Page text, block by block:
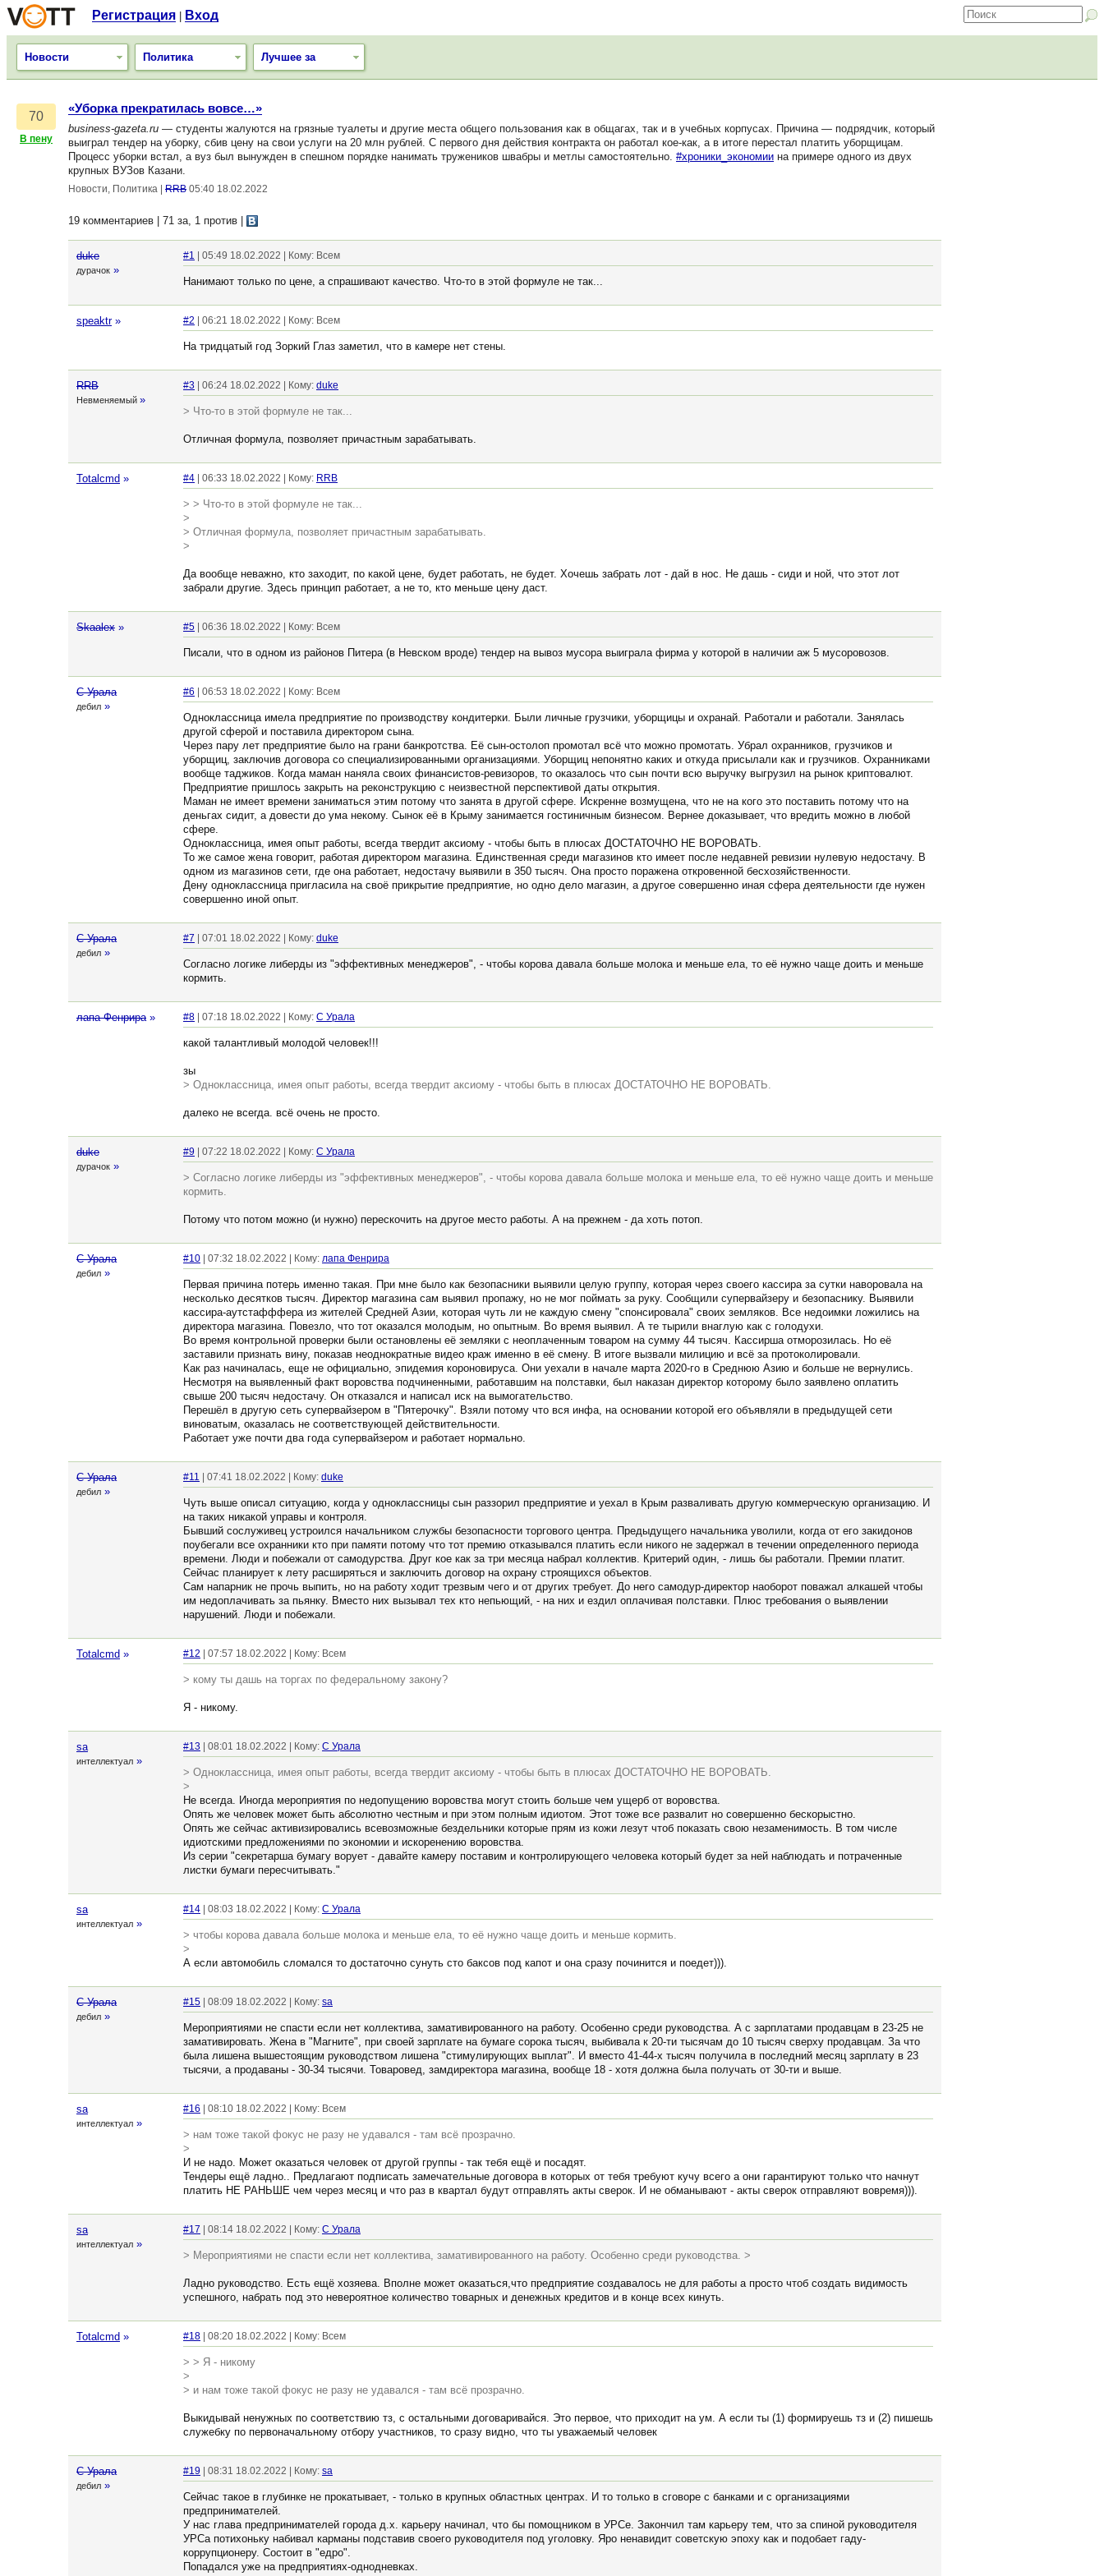
Регистрация Вход
Новости Политика Лучшее за
70
В пену
«Уборка прекратилась вовсе…»
business-gazeta.ru — студенты жалуются на грязные туалеты и другие места общего пользования как в общагах, так и в учебных корпусах. Причина — подрядчик, который
выиграл тендер на уборку, сбив цену на свои услуги на 20 млн рублей. С первого дня действия контракта он работал кое-как, а в итоге перестал платить уборщицам.
Процесс уборки встал, а вуз был вынужден в спешном порядке нанимать тружеников швабры и метлы самостоятельно. #хроники_экономии на примере одного из двух
крупных ВУЗов Казани.
Новости, Политика RRB 05:40 18.02.2022
19 комментариев | 71 за, 1 против
duke
дурачок »
#1 | 05:49 18.02.2022 | Кому: Всем
Нанимают только по цене, а спрашивают качество. Что-то в этой формуле не так...
speaktr » #2 | 06:21 18.02.2022 | Кому: Всем
На тридцатый год Зоркий Глаз заметил, что в камере нет стены.
RRB
Невменяемый »
#3 | 06:24 18.02.2022 | Кому: duke
> Что-то в этой формуле не так...
Отличная формула, позволяет причастным зарабатывать.
Totalcmd » #4 | 06:33 18.02.2022 | Кому: RRB
> > Что-то в этой формуле не так...
>
> Отличная формула, позволяет причастным зарабатывать.
>
Да вообще неважно, кто заходит, по какой цене, будет работать, не будет. Хочешь забрать лот - дай в нос. Не дашь - сиди и ной, что этот лот
забрали другие. Здесь принцип работает, а не то, кто меньше цену даст.
Skaalex » #5 | 06:36 18.02.2022 | Кому: Всем
Писали, что в одном из районов Питера (в Невском вроде) тендер на вывоз мусора выиграла фирма у которой в наличии аж 5 мусоровозов.
С Урала
дебил »
#6 | 06:53 18.02.2022 | Кому: Всем
Одноклассница имела предприятие по производству кондитерки. Были личные грузчики, уборщицы и охранай. Работали и работали. Занялась
другой сферой и поставила директором сына.
Через пару лет предприятие было на грани банкротства. Её сын-остолоп промотал всё что можно промотать. Убрал охранников, грузчиков и
уборщиц, заключив договора со специализированными организациями. Уборщиц непонятно каких и откуда присылали как и грузчиков. Охранниками
вообще таджиков. Когда маман наняла своих финансистов-ревизоров, то оказалось что сын почти всю выручку выгрузил на рынок криптовалют.
Предприятие пришлось закрыть на реконструкцию с неизвестной перспективой даты открытия.
Маман не имеет времени заниматься этим потому что занята в другой сфере. Искренне возмущена, что не на кого это поставить потому что на
деньгах сидит, а довести до ума некому. Сынок её в Крыму занимается гостиничным бизнесом. Вернее доказывает, что вредить можно в любой
сфере.
Одноклассница, имея опыт работы, всегда твердит аксиому - чтобы быть в плюсах ДОСТАТОЧНО НЕ ВОРОВАТЬ.
То же самое жена говорит, работая директором магазина. Единственная среди магазинов кто имеет после недавней ревизии нулевую недостачу. В
одном из магазинов сети, где она работает, недостачу выявили в 350 тысяч. Она просто поражена откровенной бесхозяйственности.
Дену одноклассница пригласила на своё прикрытие предприятие, но одно дело магазин, а другое совершенно иная сфера деятельности где нужен
совершенно иной опыт.
С Урала
дебил »
#7 | 07:01 18.02.2022 | Кому: duke
Согласно логике либерды из "эффективных менеджеров", - чтобы корова давала больше молока и меньше ела, то её нужно чаще доить и меньше
кормить.
лапа Фенрира » #8 | 07:18 18.02.2022 | Кому: С Урала
какой талантливый молодой человек!!!
зы
> Одноклассница, имея опыт работы, всегда твердит аксиому - чтобы быть в плюсах ДОСТАТОЧНО НЕ ВОРОВАТЬ.
далеко не всегда. всё очень не просто.
duke
дурачок »
#9 | 07:22 18.02.2022 | Кому: С Урала
> Согласно логике либерды из "эффективных менеджеров", - чтобы корова давала больше молока и меньше ела, то её нужно чаще доить и меньше
кормить.
Потому что потом можно (и нужно) перескочить на другое место работы. А на прежнем - да хоть потоп.
С Урала
дебил »
#10 | 07:32 18.02.2022 | Кому: лапа Фенрира
Первая причина потерь именно такая. При мне было как безопасники выявили целую группу, которая через своего кассира за сутки наворовала на
несколько десятков тысяч. Директор магазина сам выявил пропажу, но не мог поймать за руку. Сообщили супервайзеру и безопаснику. Выявили
кассира-аутстафффера из жителей Средней Азии, которая чуть ли не каждую смену "спонсировала" своих земляков. Все недоимки ложились на
директора магазина. Повезло, что тот оказался молодым, но опытным. Во время выявил. А те тырили внаглую как с голодухи.
Во время контрольной проверки были остановлены её земляки с неоплаченным товаром на сумму 44 тысяч. Кассирша отморозилась. Но её
заставили признать вину, показав неоднократные видео краж именно в её смену. В итоге вызвали милицию и всё за протоколировали.
Как раз начиналась, еще не официально, эпидемия короновируса. Они уехали в начале марта 2020-го в Среднюю Азию и больше не вернулись.
Несмотря на выявленный факт воровства подчиненными, работавшим на полставки, был наказан директор которому было заявлено оплатить
свыше 200 тысяч недостачу. Он отказался и написал иск на вымогательство.
Перешёл в другую сеть супервайзером в "Пятерочку". Взяли потому что вся инфа, на основании которой его объявляли в предыдущей сети
виноватым, оказалась не соответствующей действительности.
Работает уже почти два года супервайзером и работает нормально.
С Урала
дебил »
#11 | 07:41 18.02.2022 | Кому: duke
Чуть выше описал ситуацию, когда у одноклассницы сын раззорил предприятие и уехал в Крым разваливать другую коммерческую организацию. И
на таких никакой управы и контроля.
Бывший сослуживец устроился начальником службы безопасности торгового центра. Предыдущего начальника уволили, когда от его закидонов
поубегали все охранники кто при памяти потому что тот премию отказывался платить если никого не задержал в течении определенного периода
времени. Люди и побежали от самодурства. Друг кое как за три месяца набрал коллектив. Критерий один, - лишь бы работали. Премии платит.
Сейчас планирует к лету расширяться и заключить договор на охрану строящихся объектов.
Сам напарник не прочь выпить, но на работу ходит трезвым чего и от других требует. До него самодур-директор наоборот поважал алкашей чтобы
им недоплачивать за пьянку. Вместо них вызывал тех кто непьющий, - на них и ездил оплачивая полставки. Плюс требования о выявлении
нарушений. Люди и побежали.
Totalcmd » #12 | 07:57 18.02.2022 | Кому: Всем
> кому ты дашь на торгах по федеральному закону?
Я - никому.
sa
интеллектуал »
#13 | 08:01 18.02.2022 | Кому: С Урала
> Одноклассница, имея опыт работы, всегда твердит аксиому - чтобы быть в плюсах ДОСТАТОЧНО НЕ ВОРОВАТЬ.
>
Не всегда. Иногда мероприятия по недопущению воровства могут стоить больше чем ущерб от воровства.
Опять же человек может быть абсолютно честным и при этом полным идиотом. Этот тоже все развалит но совершенно бескорыстно.
Опять же сейчас активизировались всевозможные бездельники которые прям из кожи лезут чтоб показать свою незаменимость. В том числе
идиотскими предложениями по экономии и искоренению воровства.
Из серии "секретарша бумагу ворует - давайте камеру поставим и контролирующего человека который будет за ней наблюдать и потраченные
листки бумаги пересчитывать."
sa
интеллектуал »
#14 | 08:03 18.02.2022 | Кому: С Урала
> чтобы корова давала больше молока и меньше ела, то её нужно чаще доить и меньше кормить.
>
А если автомобиль сломался то достаточно сунуть сто баксов под капот и она сразу починится и поедет))).
С Урала
дебил »
#15 | 08:09 18.02.2022 | Кому: sa
Мероприятиями не спасти если нет коллектива, замативированного на работу. Особенно среди руководства. А с зарплатами продавцам в 23-25 не
замативировать. Жена в "Магните", при своей зарплате на бумаге сорока тысяч, выбивала к 20-ти тысячам до 10 тысяч сверху продавцам. За что
была лишена вышестоящим руководством лишена "стимулирующих выплат". И вместо 41-44-х тысяч получила в последний месяц зарплату в 23
тысячи, а продаваны - 30-34 тысячи. Товаровед, замдиректора магазина, вообще 18 - хотя должна была получать от 30-ти и выше.
sa
интеллектуал »
#16 | 08:10 18.02.2022 | Кому: Всем
> нам тоже такой фокус не разу не удавался - там всё прозрачно.
>
И не надо. Может оказаться человек от другой группы - так тебя ещё и посадят.
Тендеры ещё ладно.. Предлагают подписать замечательные договора в которых от тебя требуют кучу всего а они гарантируют только что начнут
платить НЕ РАНЬШЕ чем через месяц и что раз в квартал будут отправлять акты сверок. И не обманывают - акты сверок отправляют вовремя))).
sa
интеллектуал »
#17 | 08:14 18.02.2022 | Кому: С Урала
> Мероприятиями не спасти если нет коллектива, замативированного на работу. Особенно среди руководства. >
Ладно руководство. Есть ещё хозяева. Вполне может оказаться,что предприятие создавалось не для работы а просто чтоб создать видимость
успешного, набрать под это невероятное количество товарных и денежных кредитов и в конце всех кинуть.
Totalcmd » #18 | 08:20 18.02.2022 | Кому: Всем
> > Я - никому
>
> и нам тоже такой фокус не разу не удавался - там всё прозрачно.
Выкидывай ненужных по соответствию тз, с остальными договаривайся. Это первое, что приходит на ум. А если ты (1) формируешь тз и (2) пишешь
служебку по первоначальному отбору участников, то сразу видно, что ты уважаемый человек
С Урала
дебил »
#19 | 08:31 18.02.2022 | Кому: sa
Сейчас такое в глубинке не прокатывает, - только в крупных областных центрах. И то только в сговоре с банками и с организациями
предпринимателей.
У нас глава предпринимателей города д.х. карьеру начинал, что бы помощником в УРСе. Закончил там карьеру тем, что за спиной руководителя
УРСа потихоньку набивал карманы подставив своего руководителя под уголовку. Яро ненавидит советскую эпоху как и подобает гаду-
коррупционеру. Состоит в "едро".
Попадался уже на предприятиях-однодневках.